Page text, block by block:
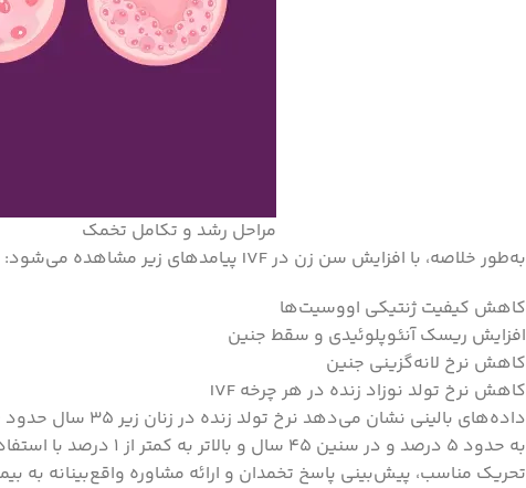
مراحل رشد و تکامل تخمک
به‌طور خلاصه، با افزایش سن زن در IVF پیامدهای زیر مشاهده می‌شود:
کاهش کیفیت ژنتیکی اووسیت‌ها
افزایش ریسک آنئوپلوئیدی و سقط جنین
کاهش نرخ لانه‌گزینی جنین
کاهش نرخ تولد نوزاد زنده در هر چرخه IVF
به حدود ۵ درصد و
تحریک مناسب، پیش‌بینی پاسخ تخمدان و ارائه مشاوره واقع‌بینانه به